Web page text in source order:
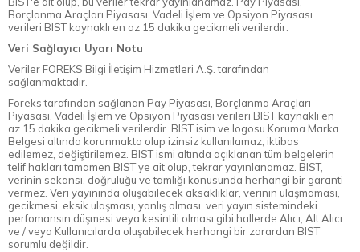
Borçlanma Araçları Piyasası, Vadeli İşlem ve Opsiyon Piyasası
verileri BIST kaynaklı en az 15 dakika gecikmeli verilerdir.
Veri Sağlayıcı Uyarı Notu
Veriler FOREKS Bilgi İletişim Hizmetleri A.Ş. tarafından
sağlanmaktadır.
Foreks tarafından sağlanan Pay Piyasası, Borçlanma Araçları
Piyasası, Vadeli İşlem ve Opsiyon Piyasası verileri BIST kaynaklı en
az 15 dakika gecikmeli verilerdir. BIST isim ve logosu Koruma Marka
Belgesi altında korunmakta olup izinsiz kullanılamaz, iktibas
edilemez, değiştirilemez. BIST ismi altında açıklanan tüm belgelerin
telif hakları tamamen BIST'ye ait olup, tekrar yayınlanamaz. BIST,
verinin sekansı, doğruluğu ve tamlığı konusunda herhangi bir garanti
vermez. Veri yayınında oluşabilecek aksaklıklar, verinin ulaşmaması,
gecikmesi, eksik ulaşması, yanlış olması, veri yayın sistemindeki
perfomansın düşmesi veya kesintili olması gibi hallerde Alıcı, Alt Alıcı
ve / veya Kullanıcılarda oluşabilecek herhangi bir zarardan BIST
sorumlu değildir.